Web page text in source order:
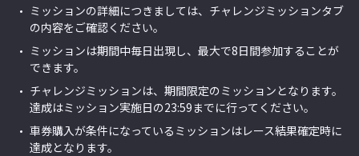
ミッションの詳細につきましては、チャレンジミッションタブ
の内容をご確認ください。
ミッションは期間中毎日出現し、最大で8日間参加することが
できます。
チャレンジミッションは、期間限定のミッションとなります。
達成はミッション実施日の23:59までに行ってください。
車券購入が条件になっているミッションはレース結果確定時に
達成となります。